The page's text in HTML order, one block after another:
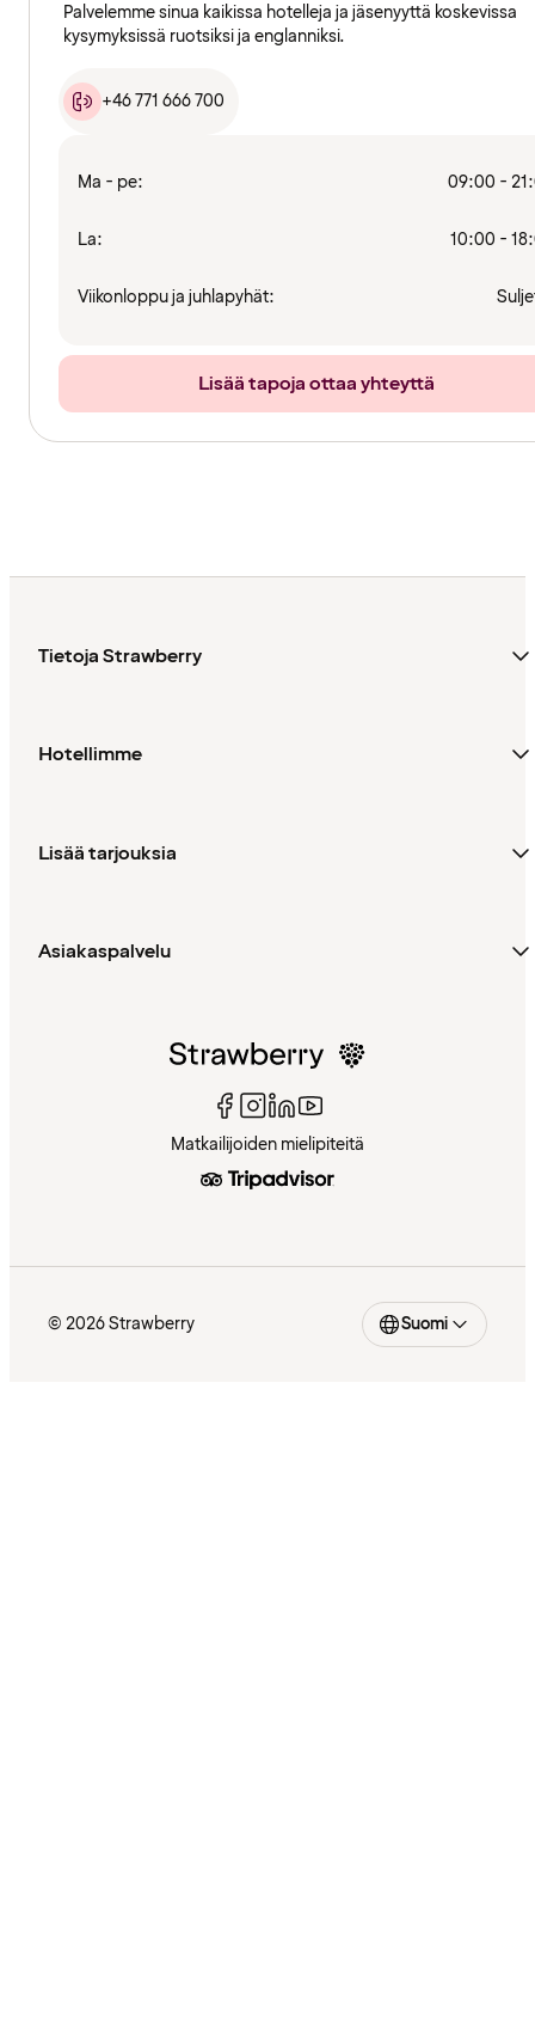
Palvelemme sinua kaikissa hotelleja ja jäsenyyttä koskevissa
kysymyksissä ruotsiksi ja englanniksi.
+46 771 666 700
Ma - pe: 09:00 -
La: 10:00 -
Viikonloppu ja juhlapyhät:
Lisää tapoja ottaa yhteyttä
Tietoja Strawberry
Hotellimme
Lisää tarjouksia
Asiakaspalvelu
Matkailijoiden mielipiteitä
© 2026 Strawberry Suomi